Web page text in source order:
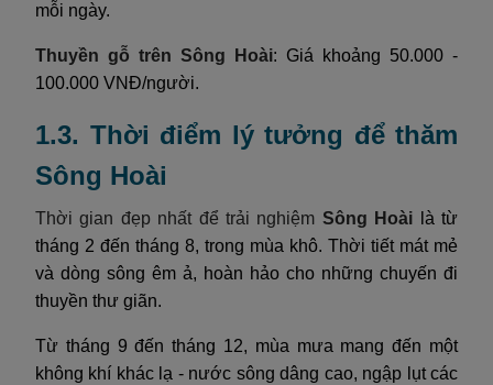
mỗi ngày.
Thuyền gỗ trên Sông Hoài: Giá khoảng 50.000 -
100.000 VNĐ/người.
1.3. Thời điểm lý tưởng để thăm
Sông Hoài
Thời gian đẹp nhất để trải nghiệm Sông Hoài là từ
tháng 2 đến tháng 8, trong mùa khô. Thời tiết mát mẻ
và dòng sông êm ả, hoàn hảo cho những chuyến đi
thuyền thư giãn.
Từ tháng 9 đến tháng 12, mùa mưa mang đến một
không khí khác lạ - nước sông dâng cao, ngập lụt các